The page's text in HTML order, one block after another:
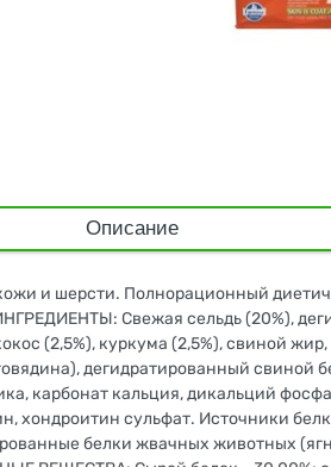
Описание
и шерсти. Полнорационный
Свежая сельдь (20%),
(2,5%), куркума (2,5%), свиной
дегидратированный свиной
карбонат кальция, дикальций
хондроитин сульфат. Источники
белки жвачных животных